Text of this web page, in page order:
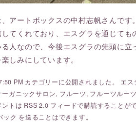
アートボックスの中村志帆さんで
てくれており、エスグラを通じて
人なので、今後エスグラの先頭に
しみにしています。
PM カテゴリーに公開されました。 エス
ーガニックサロン, フルーツ, フルーツルー
トは RSS 2.0 フィードで購読することが
ック を送ることはできます。